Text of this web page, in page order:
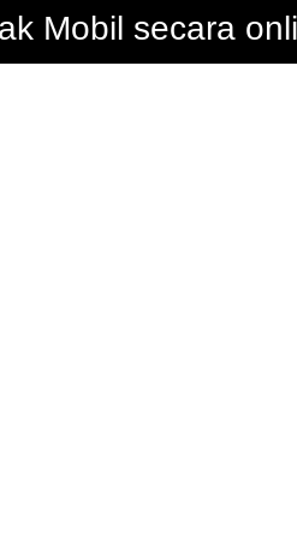
Mobil secara